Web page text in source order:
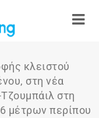
κλειστού
στη νέα
στη
μέτρων περίπου